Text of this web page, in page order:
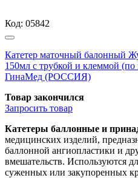
Код: 05842
Катетер маточный балонный
150мл с трубкой и клеммой (по
ГинаМед (РОССИЯ)
Товар закончился
Запросить товар
Катетеры баллонные и
медицинских изделий,
баллонной ангиопластики и
вмешательств. Используются
суженных или закупоренных